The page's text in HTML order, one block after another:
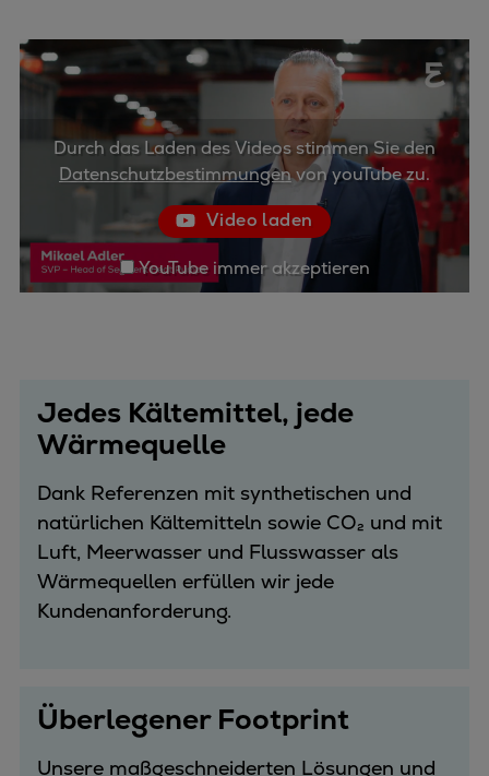
Durch das Laden des Videos stimmen Sie den
Datenschutzbestimmungenvon youTube zu.
Video laden
YouTube immer akzeptieren
Jedes Kältemittel, jede
Wärmequelle
Dank Referenzen mit synthetischen und
natürlichen Kältemitteln sowie CO₂ und mit
Luft, Meerwasser und Flusswasser als
Wärmequellen erfüllen wir jede
Kundenanforderung.
Überlegener Footprint
Unsere maßgeschneiderten Lösungen und